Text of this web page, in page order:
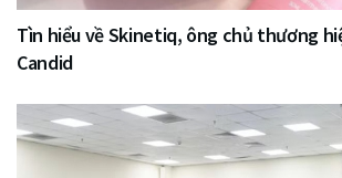
Tìn hiểu về Skinetiq, ông chủ thương
Candid